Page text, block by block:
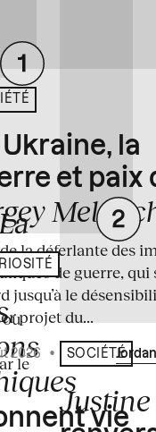
le
vie
la
et paix
la déferlante des
de guerre, qui
jusqu’à le
projet du...
2026 • Écrit par
SOCIÉTÉ